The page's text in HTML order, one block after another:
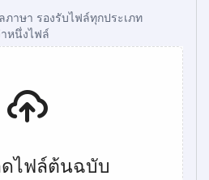
ภาษา รองรับไฟล์ทุกประเภท
หนึ่งไฟล์
ไฟล์ต้นฉบับ